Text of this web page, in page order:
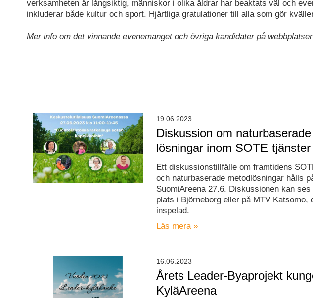
verksamheten är långsiktig, människor i olika åldrar har beaktats väl och
inkluderar både kultur och sport. Hjärtliga gratulationer till alla som gör
Mer info om det vinnande evenemanget och övriga kandidater på
Diskussion om naturbaserade
lösningar inom SOTE-tjänster
Ett diskussionstillfälle om framtidens
och naturbaserade metodlösningar hålls
SuomiAreena 27.6. Diskussionen kan
plats i Björneborg eller på MTV Katsomo,
inspelad.
Läs mera »
19.06.2023
Årets Leader-Byaprojekt
KyläAreena
16.06.2023